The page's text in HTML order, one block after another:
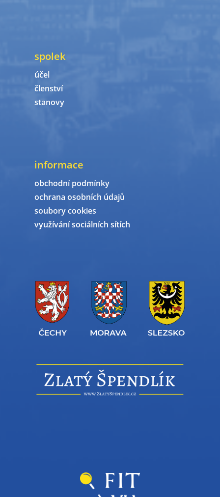
spolek
účel
členství
stanovy
informace
obchodní podmínky
ochrana osobních údajů
soubory cookies
využívání sociálních sítích